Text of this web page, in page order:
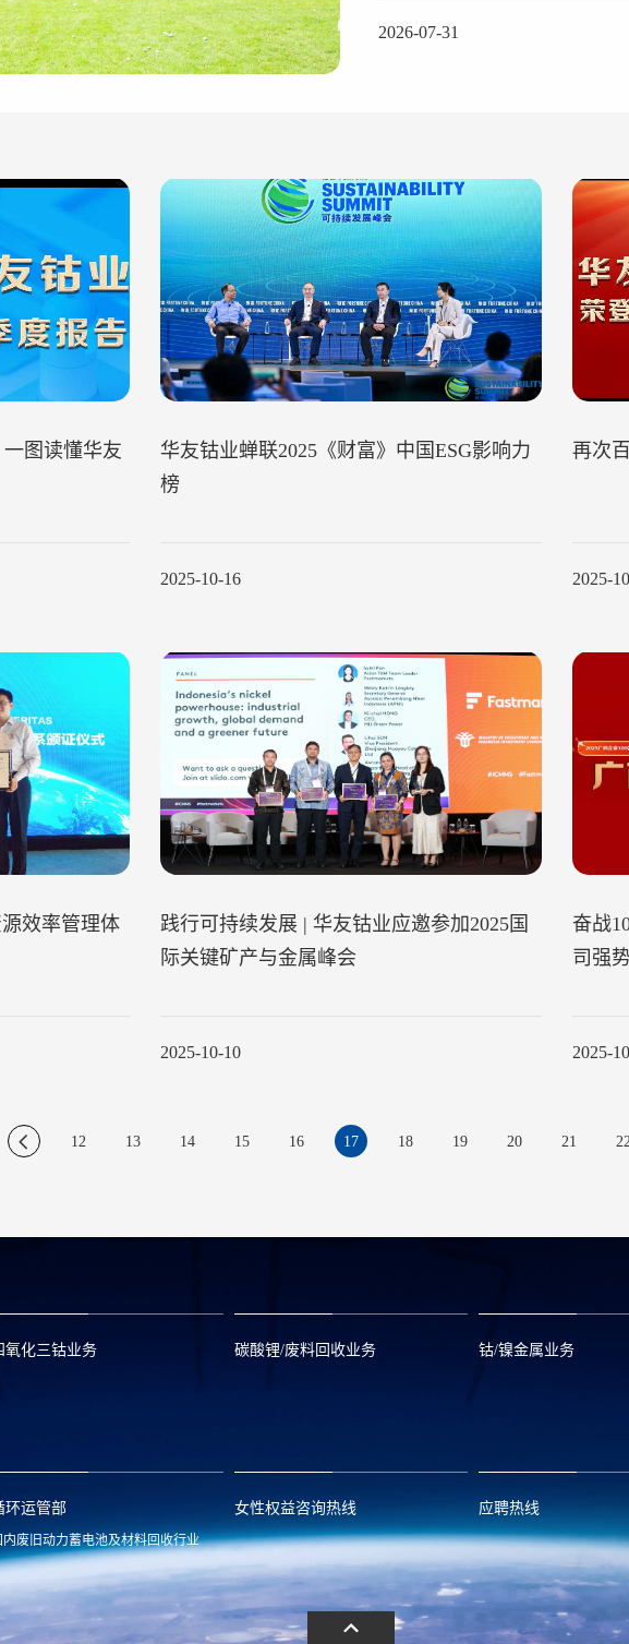
2026-07-31
图读懂华友
华友钴业蝉联2025《财富》中国ESG影响力
榜
2025-10-16
再次
2025-
效率管理体
践行可持续发展 | 华友钴业应邀参加2025国
际关键矿产与金属峰会
2025-10-10
奋战
司强
2025-
12 13 14 15 16 17 18 19 20 21
氧化三钴业务 碳酸锂/废料回收业务 钴/镍金属业务
环运管部
内废旧动力蓄电池及材料回收行业
hyxh@huayou.com
女性权益咨询热线
13486326037
应聘热线
0086-0573-88585392